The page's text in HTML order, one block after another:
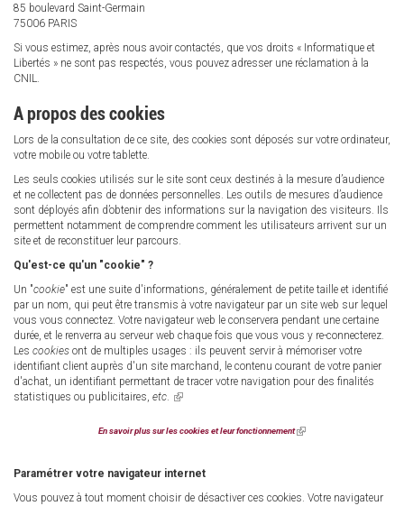
85 boulevard Saint-Germain
75006 PARIS
Si vous estimez, après nous avoir contactés, que vos droits « Informatique et
Libertés » ne sont pas respectés, vous pouvez adresser une réclamation à la
CNIL.
A propos des cookies
Lors de la consultation de ce site, des cookies sont déposés sur votre ordinateur,
votre mobile ou votre tablette.
Les seuls cookies utilisés sur le site sont ceux destinés à la mesure d’audience
et ne collectent pas de données personnelles. Les outils de mesures d’audience
sont déployés afin d’obtenir des informations sur la navigation des visiteurs. Ils
permettent notamment de comprendre comment les utilisateurs arrivent sur un
site et de reconstituer leur parcours.
Qu'est-ce qu'un "cookie" ?
Un "cookie" est une suite d'informations, généralement de petite taille et identifié
par un nom, qui peut être transmis à votre navigateur par un site web sur lequel
vous vous connectez. Votre navigateur web le conservera pendant une certaine
durée, et le renverra au serveur web chaque fois que vous vous y re-connecterez.
Les cookies ont de multiples usages : ils peuvent servir à mémoriser votre
identifiant client auprès d'un site marchand, le contenu courant de votre panier
d'achat, un identifiant permettant de tracer votre navigation pour des finalités
statistiques ou publicitaires, etc. (link
external)
En savoir plus sur les cookies et leur fonctionnement(link
Paramétrer votre navigateur internet
Vous pouvez à tout moment choisir de désactiver ces cookies. Votre navigateur